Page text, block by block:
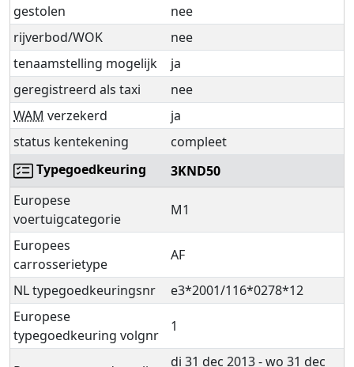
gestolen
nee
rijverbod/WOK
nee
tenaamstelling mogelijk
ja
geregistreerd als taxi
nee
WAM verzekerd
ja
status kentekening
compleet
Typegoedkeuring
3KND50
Europese
voertuigcategorie
M1
Europees
carrosserietype
AF
NL typegoedkeuringsnr
e3*2001/116*0278*12
Europese
typegoedkeuring volgnr
1
di 31 dec 2013 - wo 31 dec